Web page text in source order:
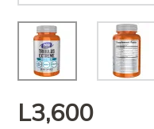
L3,600